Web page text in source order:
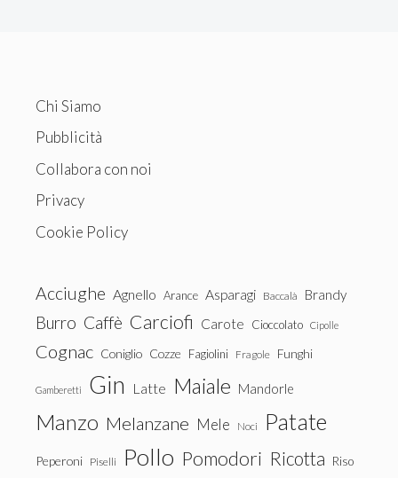
Chi Siamo
Pubblicità
Collabora con noi
Privacy
Cookie Policy
Acciughe Agnello Arance Asparagi Baccalà Brandy
Burro Caffè Carciofi Carote Cioccolato Cipolle
Cognac Coniglio Cozze Fagiolini Fragole Funghi
Gamberetti Gin Latte Maiale Mandorle
Manzo Melanzane Mele Noci Patate
Peperoni Piselli Pollo Pomodori Ricotta Riso